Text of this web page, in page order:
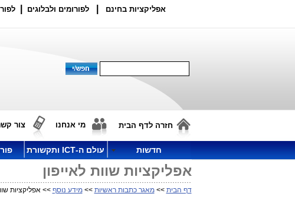
אפליקציות בחינם לפורומים ולבלוגים
חזרה לדף הבית מי אנחנו צור
חדשות עולם ה-ICT ותקשורת
אפליקציות שוות לאייפון
דף הבית >>מאגר כתבות ראשיות >>מידע נוסף >> אפליקציות